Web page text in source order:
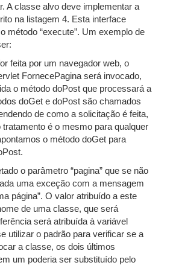
A classe alvo deve implementar a
na listagem 4. Esta interface
método “execute”. Um exemplo de
feita por um navegador web, o
FornecePagina será invocado,
o método doPost que processará a
doGet e doPost são chamados
de como a solicitação é feita,
é o mesmo para qualquer
o método doGet para
o parâmetro “pagina” que se não
uma exceção com a mensagem
página”. O valor atribuído a este
de uma classe, que será
será atribuída à variável
utilizar o padrão para verificar se a
a classe, os dois últimos
um poderia ser substituído pelo